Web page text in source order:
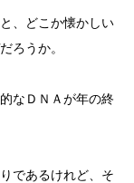
、どこか懐かしい
ろうか。
なＤＮＡが年の終
であるけれど、そ